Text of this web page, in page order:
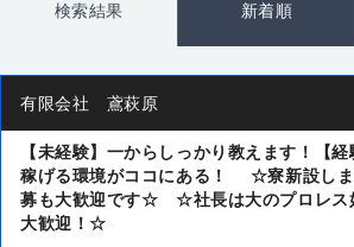
検索結果 新着順
有限会社 鳶萩原
【未経験】一からしっかり教えます！【経
稼げる環境がココにある！ ☆寮新設しま
募も大歓迎です☆ ☆社長は大のプロレス
大歓迎！☆